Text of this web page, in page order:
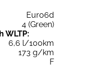
Euro6d
4 (Green)
WLTP:
6,6 l/100km
173 g/km
F